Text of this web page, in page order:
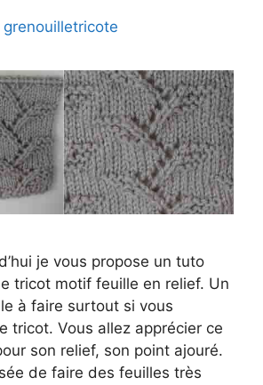
grenouilletricote
je vous propose un tuto
tricot motif feuille en relief. Un
à faire surtout si vous
tricot. Vous allez apprécier ce
son relief, son point ajouré.
de faire des feuilles très